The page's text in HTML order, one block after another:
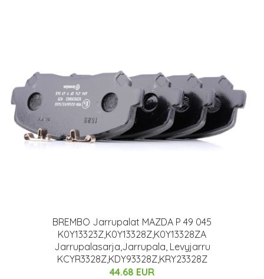
BREMBO Jarrupalat MAZDA P 49 045
K0Y13323Z,K0Y13328Z,K0Y13328ZA
Jarrupalasarja,Jarrupala, Levyjarru
KCYR3328Z,KDY93328Z,KRY23328Z
44.68 EUR